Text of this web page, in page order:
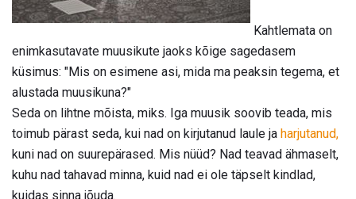
Kahtlemata on
enimkasutavate muusikute jaoks kõige sagedasem
küsimus: "Mis on esimene asi, mida ma peaksin tegema, et
alustada muusikuna?"
Seda on lihtne mõista, miks. Iga muusik soovib teada, mis
toimub pärast seda, kui nad on kirjutanud laule ja harjutanud,
kuni nad on suurepärased. Mis nüüd? Nad teavad ähmaselt,
kuhu nad tahavad minna, kuid nad ei ole täpselt kindlad,
kuidas sinna jõuda.